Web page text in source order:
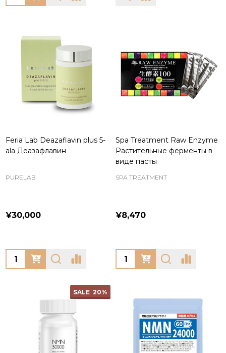
Feria Lab Deazaflavin plus 5-
ala Деазафлавин
PURELAB
¥30,000
Quantity:
Spa Treatment Raw Enzyme
Растительные ферменты в
виде пасты
SPA TREATMENT
¥8,470
Quantity:
SALE 20%